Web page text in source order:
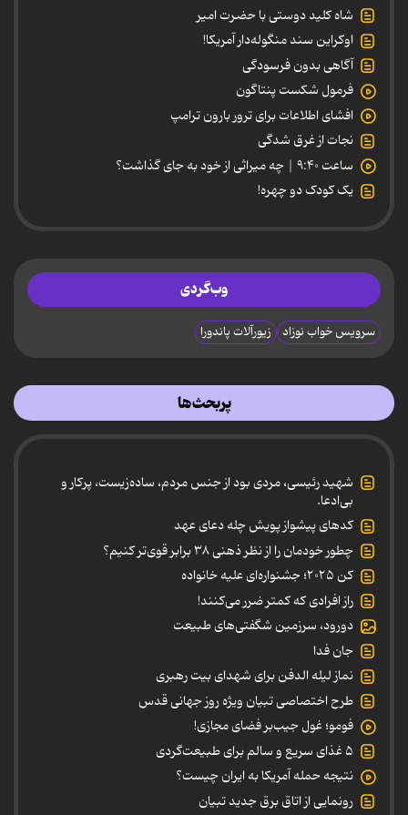
شاه کلید دوستی با حضرت امیر
اوکراین سند منگوله‌دار آمریکا!
آگاهی بدون فرسودگی
فرمول شکست پنتاگون
افشای اطلاعات برای ترور بارون ترامپ
نجات از غرق شدگی
ساعت ۹:۴۰ | چه میراثی از خود به جای گذاشت؟
یک کودک دو چهره!
وب‌گردی
سرویس خواب نوزاد زیورآلات پاندورا
پربحث‌ها
شهید رئیسی، مردی بود از جنس مردم، ساده‌زیست، پرکار و
بی‌ادعا.
کدهای پیشواز پویش چله دعای عهد
چطور خودمان را از نظر ذهنی ۳۸ برابر قوی‌تر کنیم؟
کن ۲۰۲۵؛ جشنواره‌ای علیه خانواده
راز افرادی که کمتر ضرر می‌کنند!
دورود، سرزمین شگفتی‌های طبیعت
جان فدا
نماز لیله الدفن برای شهدای بیت رهبری
طرح اختصاصی تبیان ویژه روز جهانی قدس
فومو؛ غول جیب‌بر فضای مجازی!
۵ غذای سریع و سالم برای طبیعت‌گردی
نتیجه حمله آمریکا به ایران چیست؟
رونمایی از اتاق برق جدید تبیان